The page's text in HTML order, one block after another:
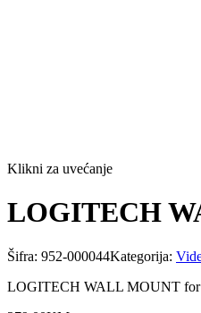
Klikni za uvećanje
LOGITECH
Šifra: 952-000044Kategorija:
LOGITECH WALL MOUNT for